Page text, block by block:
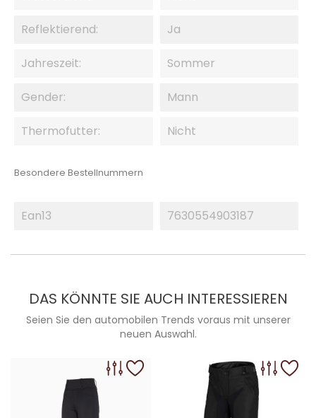
Reflektierend: Ja
Jahreszeit: Sommer
Gender: Mann
Thermofutter: Nicht
Besondere Bestellnummern
Ean13 7630554903187
DAS KÖNNTE SIE AUCH INTERESSIEREN
Seien Sie den automobilen Trends voraus mit unserer
neuen Auswahl.